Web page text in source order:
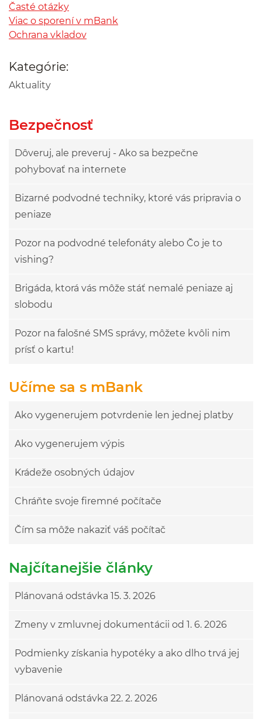
Časté otázky
Viac o sporení v mBank
Ochrana vkladov
Kategórie:
Aktuality
Bezpečnosť
Dôveruj, ale preveruj - Ako sa bezpečne
pohybovať na internete
Bizarné podvodné techniky, ktoré vás pripravia o
peniaze
Pozor na podvodné telefonáty alebo Čo je to
vishing?
Brigáda, ktorá vás môže stáť nemalé peniaze aj
slobodu
Pozor na falošné SMS správy, môžete kvôli nim
prísť o kartu!
Učíme sa s mBank
Ako vygenerujem potvrdenie len jednej platby
Ako vygenerujem výpis
Krádeže osobných údajov
Chráňte svoje firemné počítače
Čím sa môže nakaziť váš počítač
Najčítanejšie články
Plánovaná odstávka 15. 3. 2026
Zmeny v zmluvnej dokumentácii od 1. 6. 2026
Podmienky získania hypotéky a ako dlho trvá jej
vybavenie
Plánovaná odstávka 22. 2. 2026